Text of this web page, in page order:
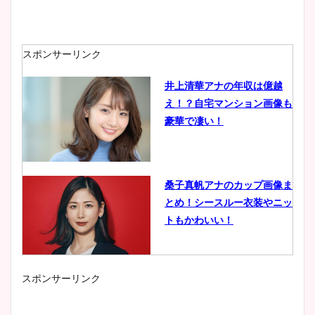
スポンサーリンク
井上清華アナの年収は億越
え！？自宅マンション画像も
豪華で凄い！
桑子真帆アナのカップ画像ま
とめ！シースルー衣装やニッ
トもかわいい！
スポンサーリンク